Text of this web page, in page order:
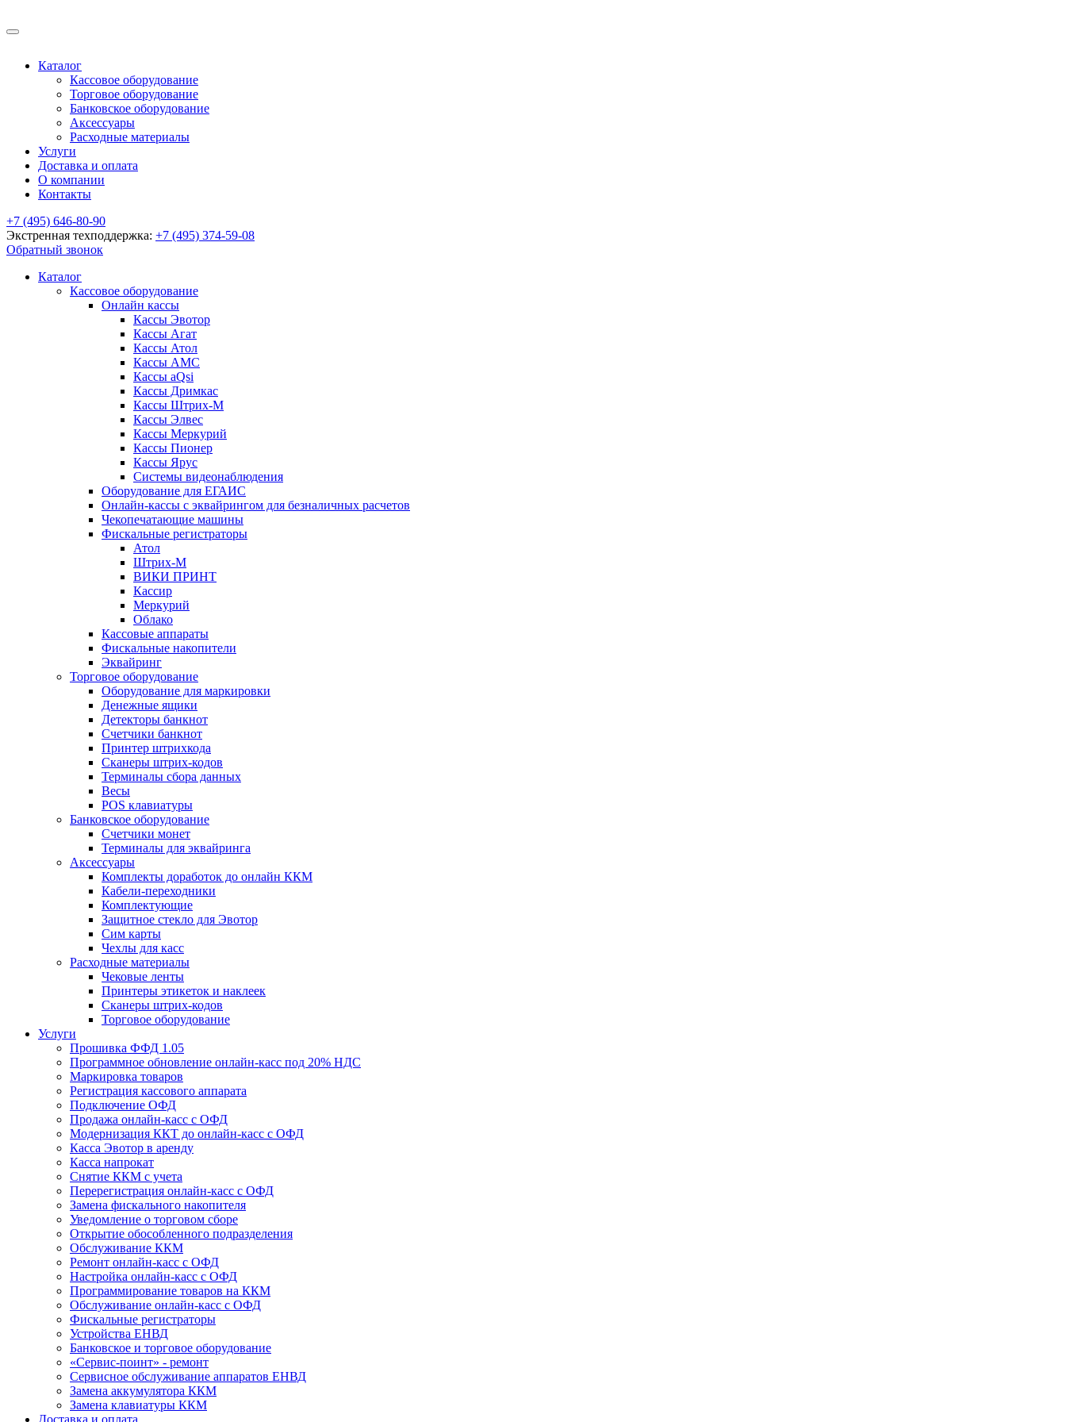
Каталог
Кассовое оборудование
Торговое оборудование
Банковское оборудование
Аксессуары
Расходные материалы
Услуги
Доставка и оплата
О компании
Контакты
+7 (495) 646-80-90
Экстренная техподдержка: +7 (495) 374-59-08
Обратный звонок
Каталог
Кассовое оборудование
Онлайн кассы
Кассы Эвотор
Кассы Агат
Кассы Атол
Кассы АМС
Кассы aQsi
Кассы Дримкас
Кассы Штрих-М
Кассы Элвес
Кассы Меркурий
Кассы Пионер
Кассы Ярус
Системы видеонаблюдения
Оборудование для ЕГАИС
Онлайн-кассы с эквайрингом для безналичных расчетов
Чекопечатающие машины
Фискальные регистраторы
Атол
Штрих-М
ВИКИ ПРИНТ
Кассир
Меркурий
Облако
Кассовые аппараты
Фискальные накопители
Эквайринг
Торговое оборудование
Оборудование для маркировки
Денежные ящики
Детекторы банкнот
Счетчики банкнот
Принтер штрихкода
Сканеры штрих-кодов
Терминалы сбора данных
Весы
POS клавиатуры
Банковское оборудование
Счетчики монет
Терминалы для эквайринга
Аксессуары
Комплекты доработок до онлайн ККМ
Кабели-переходники
Комплектующие
Защитное стекло для Эвотор
Сим карты
Чехлы для касс
Расходные материалы
Чековые ленты
Принтеры этикеток и наклеек
Сканеры штрих-кодов
Торговое оборудование
Услуги
Прошивка ФФД 1.05
Программное обновление онлайн-касс под 20% НДС
Маркировка товаров
Регистрация кассового аппарата
Подключение ОФД
Продажа онлайн-касс с ОФД
Модернизация ККТ до онлайн-касс с ОФД
Касса Эвотор в аренду
Касса напрокат
Снятие ККМ с учета
Перерегистрация онлайн-касс с ОФД
Замена фискального накопителя
Уведомление о торговом сборе
Открытие обособленного подразделения
Обслуживание ККМ
Ремонт онлайн-касс с ОФД
Настройка онлайн-касс с ОФД
Программирование товаров на ККМ
Обслуживание онлайн-касс с ОФД
Фискальные регистраторы
Устройства ЕНВД
Банковское и торговое оборудование
«Сервис-поинт» - ремонт
Сервисное обслуживание аппаратов ЕНВД
Замена аккумулятора ККМ
Замена клавиатуры ККМ
Доставка и оплата